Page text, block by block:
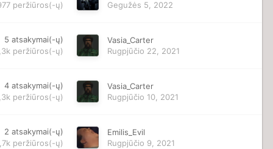
peržiūros(-ų)
Gegužės 5, 2022
5 atsakymai(-ų)
peržiūros(-ų)
Vasia_Carter
Rugpjūčio 22, 2021
4 atsakymai(-ų)
peržiūros(-ų)
Vasia_Carter
Rugpjūčio 10, 2021
2 atsakymai(-ų)
peržiūros(-ų)
Emilis_Evil
Rugpjūčio 9, 2021